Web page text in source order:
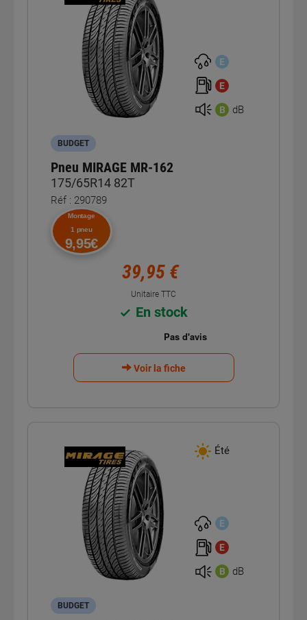
E
E
B dB
BUDGET
Pneu MIRAGE MR-162
175/65R14 82T
Réf : 290789
Montage
1 pneu
9,95€
39,95 €
Unitaire TTC
En stock
Voir la fiche
Été
E
E
B dB
BUDGET